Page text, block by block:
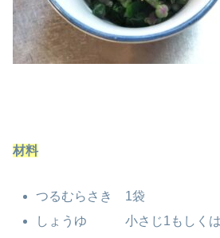
材料
つるむらさき 1袋
しょうゆ 小さじ1もしくは